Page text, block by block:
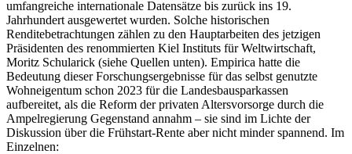
umfangreiche internationale Datensätze bis zurück ins 19.
Jahrhundert ausgewertet wurden. Solche historischen
Renditebetrachtungen zählen zu den Hauptarbeiten des jetzigen
Präsidenten des renommierten Kiel Instituts für Weltwirtschaft,
Moritz Schularick (siehe Quellen unten). Empirica hatte die
Bedeutung dieser Forschungsergebnisse für das selbst genutzte
Wohneigentum schon 2023 für die Landesbausparkassen
aufbereitet, als die Reform der privaten Altersvorsorge durch die
Ampelregierung Gegenstand annahm – sie sind im Lichte der
Diskussion über die Frühstart-Rente aber nicht minder spannend. Im
Einzelnen: